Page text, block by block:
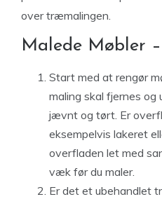
over træmalingen.
Malede Møbler
Start med at rengør
maling skal fjernes
jævnt og tørt. Er
eksempelvis lakeret
overfladen let med
væk før du maler.
Er det et ubehandlet